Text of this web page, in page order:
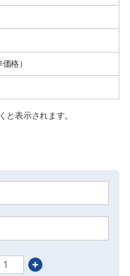
格）
表示されます。